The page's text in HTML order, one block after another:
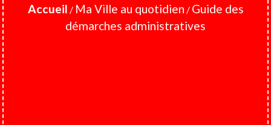
Accueil / Ma Ville au quotidien / Guide des
démarches administratives